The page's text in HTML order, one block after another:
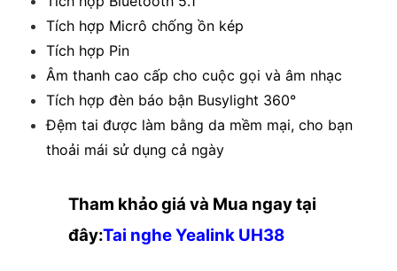
Tích hợp Micrô chống ồn kép
Tích hợp Pin
Âm thanh cao cấp cho cuộc gọi và âm nhạc
Tích hợp đèn báo bận Busylight 360°
Đệm tai được làm bằng da mềm mại, cho bạn
thoải mái sử dụng cả ngày
Tham khảo giá và Mua ngay tại
đây:Tai nghe Yealink UH38